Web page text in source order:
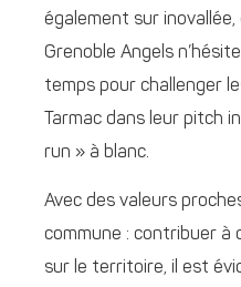
également sur
Grenoble Angels
temps pour challenger
Tarmac dans leur pitch
run » à blanc.
Avec des valeurs
commune : contribuer à
sur le territoire, il est